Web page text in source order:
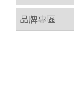
品牌專區